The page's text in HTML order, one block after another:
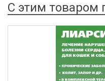
С этим товаром